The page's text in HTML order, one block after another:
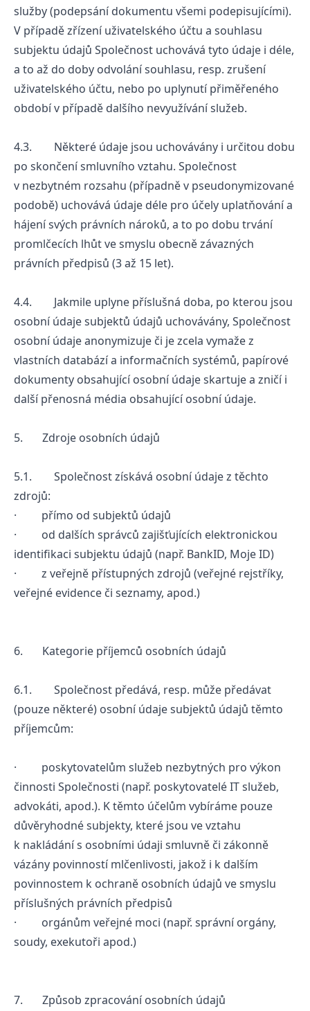
služby (podepsání dokumentu všemi podepisujícími).
V případě zřízení uživatelského účtu a souhlasu
subjektu údajů Společnost uchovává tyto údaje i déle,
a to až do doby odvolání souhlasu, resp. zrušení
uživatelského účtu, nebo po uplynutí přiměřeného
období v případě dalšího nevyužívání služeb.
4.3. Některé údaje jsou uchovávány i určitou dobu
po skončení smluvního vztahu. Společnost
v nezbytném rozsahu (případně v pseudonymizované
podobě) uchovává údaje déle pro účely uplatňování a
hájení svých právních nároků, a to po dobu trvání
promlčecích lhůt ve smyslu obecně závazných
právních předpisů (3 až 15 let).
4.4. Jakmile uplyne příslušná doba, po kterou jsou
osobní údaje subjektů údajů uchovávány, Společnost
osobní údaje anonymizuje či je zcela vymaže z
vlastních databází a informačních systémů, papírové
dokumenty obsahující osobní údaje skartuje a zničí i
další přenosná média obsahující osobní údaje.
5. Zdroje osobních údajů
5.1. Společnost získává osobní údaje z těchto
zdrojů:
· přímo od subjektů údajů
· od dalších správců zajišťujících elektronickou
identifikaci subjektu údajů (např. BankID, Moje ID)
· z veřejně přístupných zdrojů (veřejné rejstříky,
veřejné evidence či seznamy, apod.)
6. Kategorie příjemců osobních údajů
6.1. Společnost předává, resp. může předávat
(pouze některé) osobní údaje subjektů údajů těmto
příjemcům:
· poskytovatelům služeb nezbytných pro výkon
činnosti Společnosti (např. poskytovatelé IT služeb,
advokáti, apod.). K těmto účelům vybíráme pouze
důvěryhodné subjekty, které jsou ve vztahu
k nakládání s osobními údaji smluvně či zákonně
vázány povinností mlčenlivosti, jakož i k dalším
povinnostem k ochraně osobních údajů ve smyslu
příslušných právních předpisů
· orgánům veřejné moci (např. správní orgány,
soudy, exekutoři apod.)
7. Způsob zpracování osobních údajů